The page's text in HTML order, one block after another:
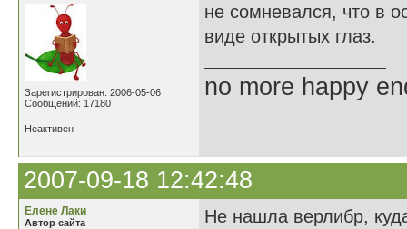
Зарегистрирован: 2006-05-06
Сообщений: 17180
не сомневался, что в
виде открытых глаз.
no more happy
Неактивен
2007-09-18 12:42:48
Елене Лаки
Автор сайта Не нашла верлибр,